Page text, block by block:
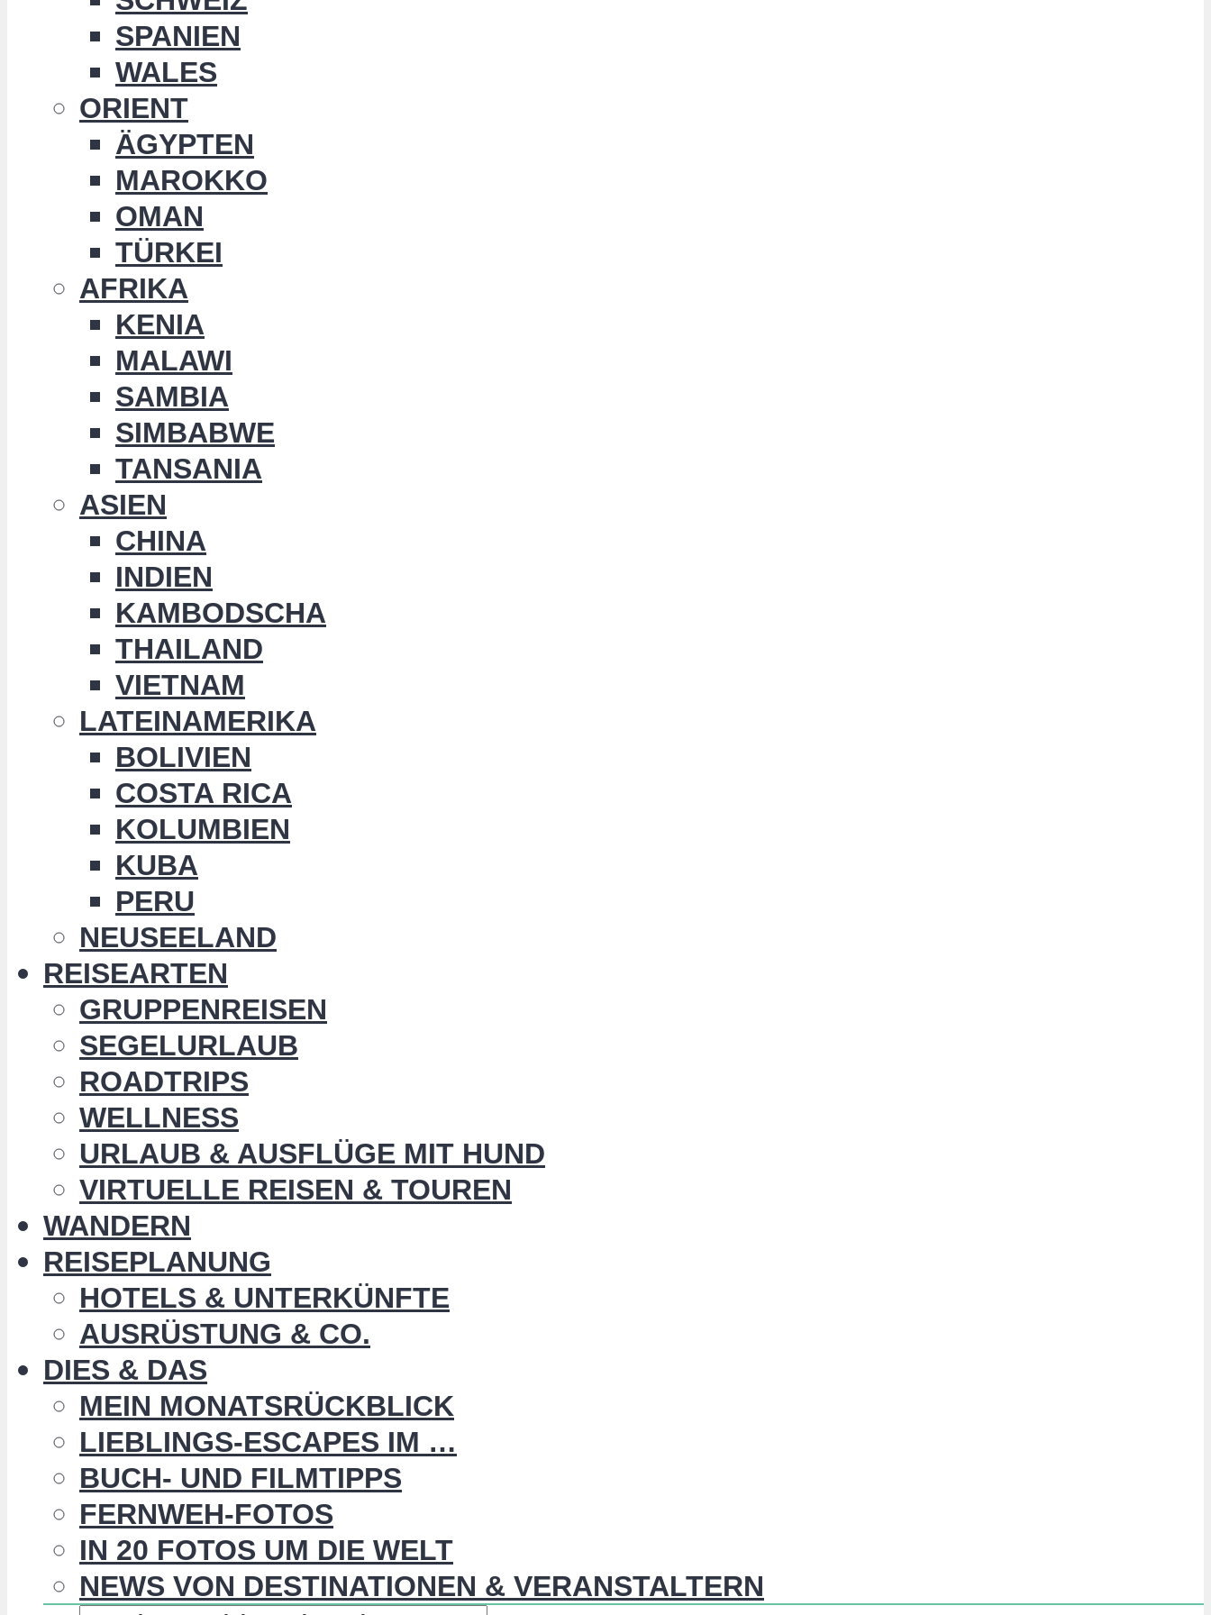
SPANIEN
WALES
ORIENT
ÄGYPTEN
MAROKKO
OMAN
TÜRKEI
AFRIKA
KENIA
MALAWI
SAMBIA
SIMBABWE
TANSANIA
ASIEN
CHINA
INDIEN
KAMBODSCHA
THAILAND
VIETNAM
LATEINAMERIKA
BOLIVIEN
COSTA RICA
KOLUMBIEN
KUBA
PERU
NEUSEELAND
REISEARTEN
GRUPPENREISEN
SEGELURLAUB
ROADTRIPS
WELLNESS
URLAUB & AUSFLÜGE MIT HUND
VIRTUELLE REISEN & TOUREN
WANDERN
REISEPLANUNG
HOTELS & UNTERKÜNFTE
AUSRÜSTUNG & CO.
DIES & DAS
MEIN MONATSRÜCKBLICK
LIEBLINGS-ESCAPES IM …
BUCH- UND FILMTIPPS
FERNWEH-FOTOS
IN 20 FOTOS UM DIE WELT
NEWS VON DESTINATIONEN & VERANSTALTERN